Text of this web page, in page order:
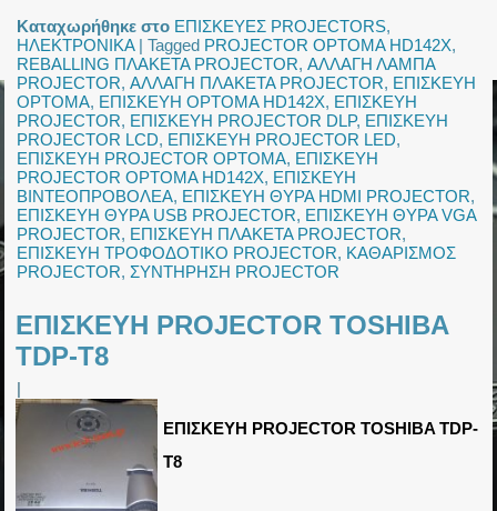
Καταχωρήθηκε στο ΕΠΙΣΚΕΥΕΣ PROJECTORS,
ΗΛΕΚΤΡΟΝΙΚΑ|Tagged PROJECTOR OPTOMA HD142X,
REBALLING ΠΛΑΚΕΤΑ PROJECTOR,ΑΛΛΑΓΗ ΛΑΜΠΑ
PROJECTOR,ΑΛΛΑΓΗ ΠΛΑΚΕΤΑ PROJECTOR, ΕΠΙΣΚΕΥΗ
OPTOMA, ΕΠΙΣΚΕΥΗ OPTOMA HD142X, ΕΠΙΣΚΕΥΗ
PROJECTOR, ΕΠΙΣΚΕΥΗ PROJECTOR DLP, ΕΠΙΣΚΕΥΗ
PROJECTOR LCD, ΕΠΙΣΚΕΥΗ PROJECTOR LED,
ΕΠΙΣΚΕΥΗ PROJECTOR OPTOMA, ΕΠΙΣΚΕΥΗ
PROJECTOR OPTOMA HD142X, ΕΠΙΣΚΕΥΗ
ΒΙΝΤΕΟΠΡΟΒΟΛΕΑ, ΕΠΙΣΚΕΥΗ ΘΥΡΑ HDMI PROJECTOR,
ΕΠΙΣΚΕΥΗ ΘΥΡΑ USB PROJECTOR, ΕΠΙΣΚΕΥΗ ΘΥΡΑ VGA
PROJECTOR, ΕΠΙΣΚΕΥΗ ΠΛΑΚΕΤΑ PROJECTOR,
ΕΠΙΣΚΕΥΗ ΤΡΟΦΟΔΟΤΙΚΟ PROJECTOR, ΚΑΘΑΡΙΣΜΟΣ
PROJECTOR, ΣΥΝΤΗΡΗΣΗ PROJECTOR
ΕΠΙΣΚΕΥΗ PROJECTOR TOSHIBA
TDP-T8
|
ΕΠΙΣΚΕΥΗ PROJECTOR TOSHIBA TDP-
T8